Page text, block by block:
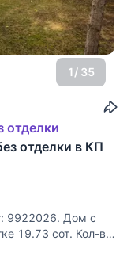
1/ 35
отделки
отделки в КП
9922026. Дом с
19.73 cот. Кол-во
В черте